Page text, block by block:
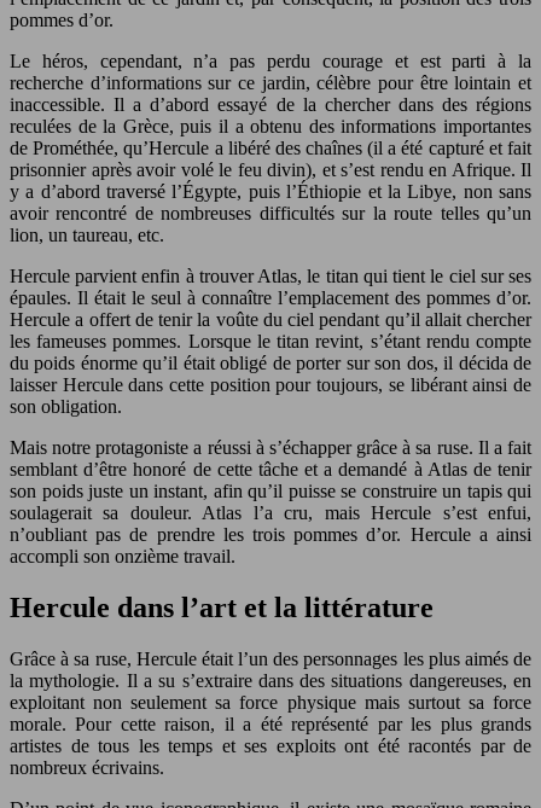
pommes d’or.
Le héros, cependant, n’a pas perdu courage et est parti à la
recherche d’informations sur ce jardin, célèbre pour être lointain et
inaccessible. Il a d’abord essayé de la chercher dans des régions
reculées de la Grèce, puis il a obtenu des informations importantes
de Prométhée, qu’Hercule a libéré des chaînes (il a été capturé et fait
prisonnier après avoir volé le feu divin), et s’est rendu en Afrique. Il
y a d’abord traversé l’Égypte, puis l’Éthiopie et la Libye, non sans
avoir rencontré de nombreuses difficultés sur la route telles qu’un
lion, un taureau, etc.
Hercule parvient enfin à trouver Atlas, le titan qui tient le ciel sur ses
épaules. Il était le seul à connaître l’emplacement des pommes d’or.
Hercule a offert de tenir la voûte du ciel pendant qu’il allait chercher
les fameuses pommes. Lorsque le titan revint, s’étant rendu compte
du poids énorme qu’il était obligé de porter sur son dos, il décida de
laisser Hercule dans cette position pour toujours, se libérant ainsi de
son obligation.
Mais notre protagoniste a réussi à s’échapper grâce à sa ruse. Il a fait
semblant d’être honoré de cette tâche et a demandé à Atlas de tenir
son poids juste un instant, afin qu’il puisse se construire un tapis qui
soulagerait sa douleur. Atlas l’a cru, mais Hercule s’est enfui,
n’oubliant pas de prendre les trois pommes d’or. Hercule a ainsi
accompli son onzième travail.
Hercule dans l’art et la littérature
Grâce à sa ruse, Hercule était l’un des personnages les plus aimés de
la mythologie. Il a su s’extraire dans des situations dangereuses, en
exploitant non seulement sa force physique mais surtout sa force
morale. Pour cette raison, il a été représenté par les plus grands
artistes de tous les temps et ses exploits ont été racontés par de
nombreux écrivains.